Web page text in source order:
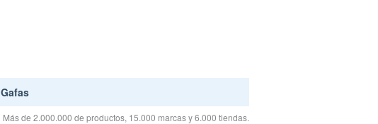
Gafas
Más de 2.000.000 de productos, 15.000 marcas y 6.000 tiendas.